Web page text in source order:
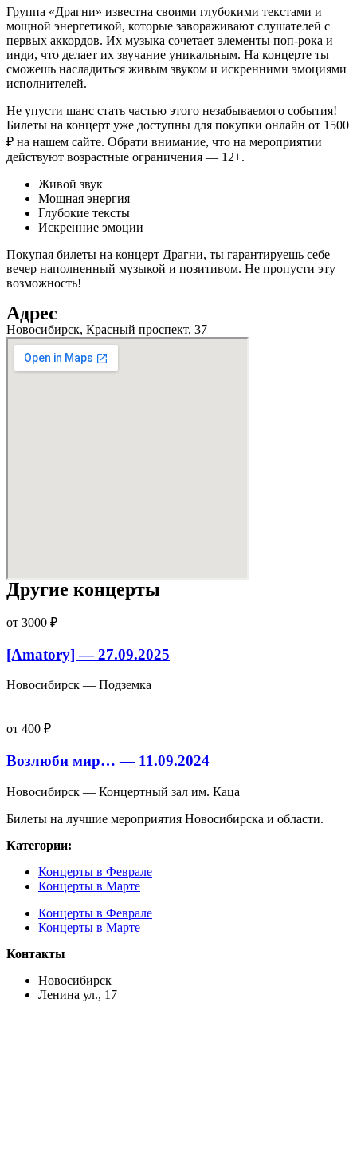
Группа «Драгни» известна своими глубокими текстами и
мощной энергетикой, которые завораживают слушателей с
первых аккордов. Их музыка сочетает элементы поп-рока и
инди, что делает их звучание уникальным. На концерте ты
сможешь насладиться живым звуком и искренними эмоциями
исполнителей.
Не упусти шанс стать частью этого незабываемого события!
Билеты на концерт уже доступны для покупки онлайн от 1500
₽ на нашем сайте. Обрати внимание, что на мероприятии
действуют возрастные ограничения — 12+.
Живой звук
Мощная энергия
Глубокие тексты
Искренние эмоции
Покупая билеты на концерт Драгни, ты гарантируешь себе
вечер наполненный музыкой и позитивом. Не пропусти эту
возможность!
Адрес
Новосибирск, Красный проспект, 37
Другие концерты
от 3000 ₽
[Amatory] — 27.09.2025
Новосибирск — Подземка
от 400 ₽
Возлюби мир… — 11.09.2024
Новосибирск — Концертный зал им. Каца
Билеты на лучшие мероприятия Новосибирска и области.
Категории:
Концерты в Феврале
Концерты в Марте
Концерты в Феврале
Концерты в Марте
Контакты
Новосибирск
Ленина ул., 17